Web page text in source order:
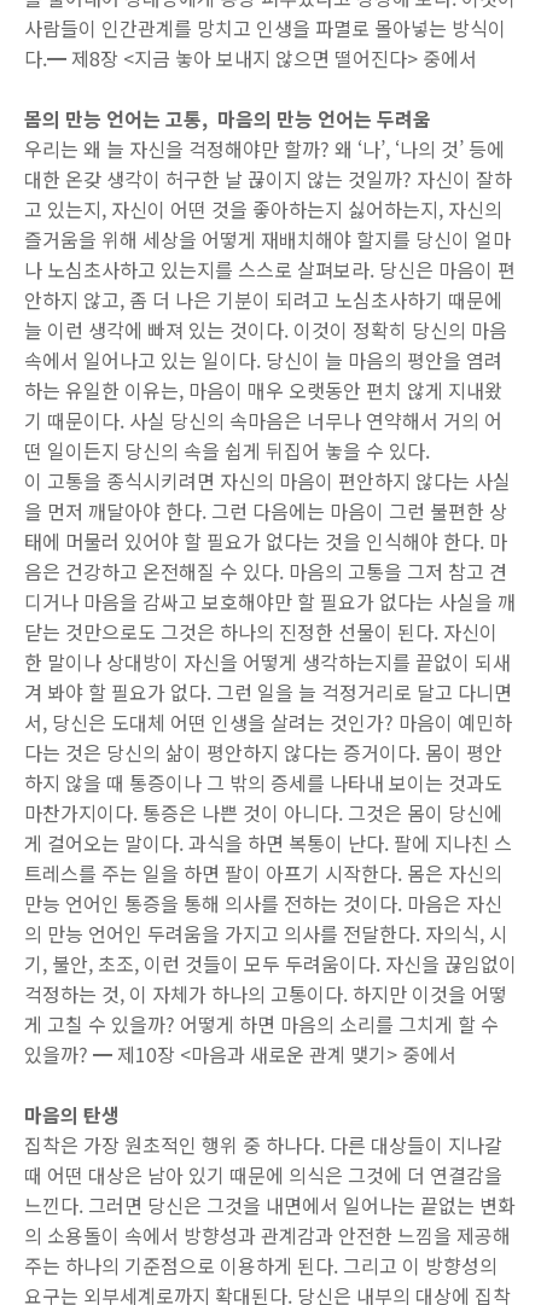
사람들이 인간관계를 망치고 인생을 파멸로 몰아넣는 방식이
다.━ 제8장 <지금 놓아 보내지 않으면 떨어진다> 중에서
몸의 만능 언어는 고통, 마음의 만능 언어는 두려움
우리는 왜 늘 자신을 걱정해야만 할까? 왜 ‘나’, ‘나의 것’ 등에
대한 온갖 생각이 허구한 날 끊이지 않는 것일까? 자신이 잘하
고 있는지, 자신이 어떤 것을 좋아하는지 싫어하는지, 자신의
즐거움을 위해 세상을 어떻게 재배치해야 할지를 당신이 얼마
나 노심초사하고 있는지를 스스로 살펴보라. 당신은 마음이 편
안하지 않고, 좀 더 나은 기분이 되려고 노심초사하기 때문에
늘 이런 생각에 빠져 있는 것이다. 이것이 정확히 당신의 마음
속에서 일어나고 있는 일이다. 당신이 늘 마음의 평안을 염려
하는 유일한 이유는, 마음이 매우 오랫동안 편치 않게 지내왔
기 때문이다. 사실 당신의 속마음은 너무나 연약해서 거의 어
떤 일이든지 당신의 속을 쉽게 뒤집어 놓을 수 있다.
이 고통을 종식시키려면 자신의 마음이 편안하지 않다는 사실
을 먼저 깨달아야 한다. 그런 다음에는 마음이 그런 불편한 상
태에 머물러 있어야 할 필요가 없다는 것을 인식해야 한다. 마
음은 건강하고 온전해질 수 있다. 마음의 고통을 그저 참고 견
디거나 마음을 감싸고 보호해야만 할 필요가 없다는 사실을 깨
닫는 것만으로도 그것은 하나의 진정한 선물이 된다. 자신이
한 말이나 상대방이 자신을 어떻게 생각하는지를 끝없이 되새
겨 봐야 할 필요가 없다. 그런 일을 늘 걱정거리로 달고 다니면
서, 당신은 도대체 어떤 인생을 살려는 것인가? 마음이 예민하
다는 것은 당신의 삶이 평안하지 않다는 증거이다. 몸이 평안
하지 않을 때 통증이나 그 밖의 증세를 나타내 보이는 것과도
마찬가지이다. 통증은 나쁜 것이 아니다. 그것은 몸이 당신에
게 걸어오는 말이다. 과식을 하면 복통이 난다. 팔에 지나친 스
트레스를 주는 일을 하면 팔이 아프기 시작한다. 몸은 자신의
만능 언어인 통증을 통해 의사를 전하는 것이다. 마음은 자신
의 만능 언어인 두려움을 가지고 의사를 전달한다. 자의식, 시
기, 불안, 초조, 이런 것들이 모두 두려움이다. 자신을 끊임없이
걱정하는 것, 이 자체가 하나의 고통이다. 하지만 이것을 어떻
게 고칠 수 있을까? 어떻게 하면 마음의 소리를 그치게 할 수
있을까? ━ 제10장 <마음과 새로운 관계 맺기> 중에서
마음의 탄생
집착은 가장 원초적인 행위 중 하나다. 다른 대상들이 지나갈
때 어떤 대상은 남아 있기 때문에 의식은 그것에 더 연결감을
느낀다. 그러면 당신은 그것을 내면에서 일어나는 끝없는 변화
의 소용돌이 속에서 방향성과 관계감과 안전한 느낌을 제공해
주는 하나의 기준점으로 이용하게 된다. 그리고 이 방향성의
요구는 외부세계로까지 확대된다. 당신은 내부의 대상에 집착